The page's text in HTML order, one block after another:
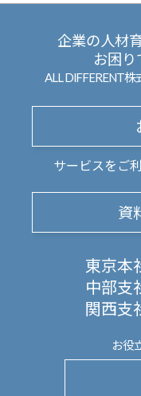
企業の人材
お困り
ALL DIFFERENT株
サービスをご
資
東京本
中部支
関西支
お役